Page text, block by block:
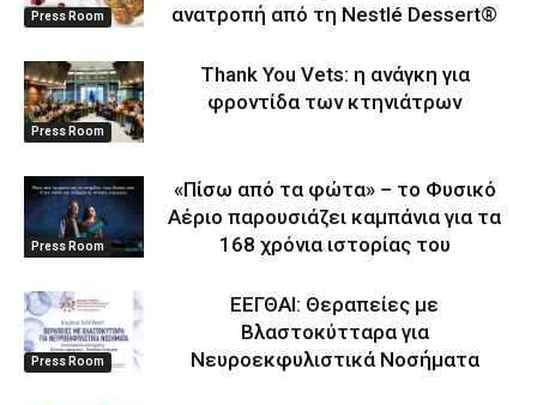
Press Room
ανατροπή από τη Nestlé Dessert®
Press Room
Thank You Vets: η ανάγκη για
φροντίδα των κτηνιάτρων
Press Room
«Πίσω από τα φώτα» – το Φυσικό
Αέριο παρουσιάζει καμπάνια για τα
168 χρόνια ιστορίας του
Press Room
ΕΕΓΘΑΙ: Θεραπείες με
Βλαστοκύτταρα για
Νευροεκφυλιστικά Νοσήματα